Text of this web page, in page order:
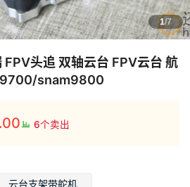
1/7
FPV头追 双轴云台 FPV云台 航
snam9800
6个卖出
云台支架带舵机